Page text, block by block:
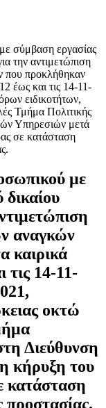
σύμβαση εργασίας
την αντιμετώπιση
που προκλήθηκαν
έως και τις 14-11-
ειδικοτήτων,
Τμήμα Πολιτικής
Υπηρεσιών μετά
σε κατάσταση
με
αναγκών
καιρικά
τις 14-11-
οκτώ
Διεύθυνση
κήρυξη του
κατάσταση
προστασίας.